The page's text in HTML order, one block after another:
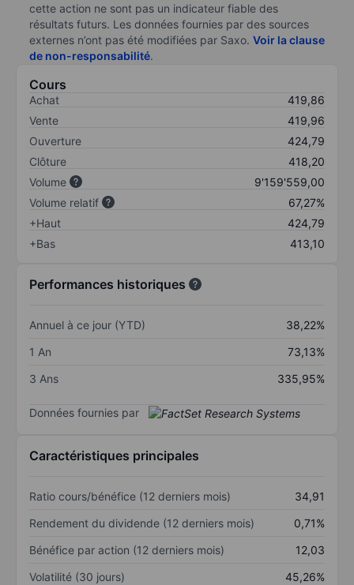
cette action ne sont pas un indicateur fiable des
résultats futurs. Les données fournies par des sources
externes n’ont pas été modifiées par Saxo. Voir la clause
de non-responsabilité.
Cours
Achat
419,86
Vente
419,96
Ouverture
424,79
Clôture
418,20
Volume
9'159'559,00
Volume relatif
67,27%
+Haut
424,79
+Bas
413,10
Performances historiques
Annuel à ce jour (YTD)
38,22%
1 An
73,13%
3 Ans
335,95%
Données fournies par
Caractéristiques principales
Ratio cours/bénéfice (12 derniers mois)
34,91
Rendement du dividende (12 derniers mois)
0,71%
Bénéfice par action (12 derniers mois)
12,03
Volatilité (30 jours)
45,26%